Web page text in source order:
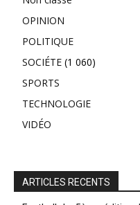
OPINION
POLITIQUE
SOCIÉTE (1 060)
SPORTS
TECHNOLOGIE
VIDÉO
ARTICLES RECENTS